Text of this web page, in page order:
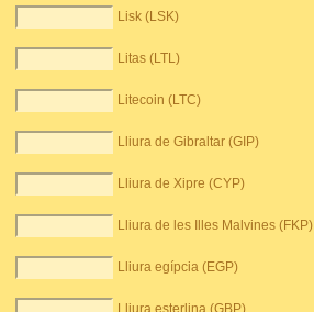
Lisk (LSK)
Litas (LTL)
Litecoin (LTC)
Lliura de Gibraltar (GIP)
Lliura de Xipre (CYP)
Lliura de les Illes Malvines (FKP)
Lliura egípcia (EGP)